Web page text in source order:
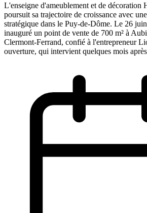
L'enseigne d'ameublement et de décoration
poursuit sa trajectoire de croissance avec
stratégique dans le Puy-de-Dôme. Le 26
inauguré un point de vente de 700 m² à
Clermont-Ferrand, confié à l'entrepreneur
ouverture, qui intervient quelques mois